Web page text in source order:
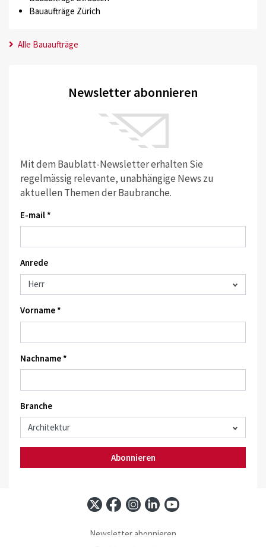
Bauaufträge Zürich
Alle Bauaufträge
Newsletter abonnieren
Mit dem Baublatt-Newsletter erhalten Sie
regelmässig relevante, unabhängige News zu
aktuellen Themen der Baubranche.
E-mail *
Anrede
Vorname *
Nachname *
Branche
Abonnieren
Newsletter abonnieren